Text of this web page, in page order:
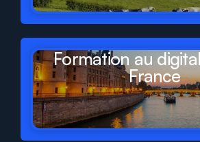
Formation au
France